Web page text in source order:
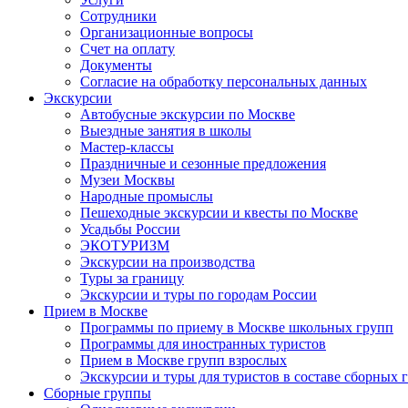
Сотрудники
Организационные вопросы
Счет на оплату
Документы
Согласие на обработку персональных данных
Экскурсии
Автобусные экскурсии по Москве
Выездные занятия в школы
Мастер-классы
Праздничные и сезонные предложения
Музеи Москвы
Народные промыслы
Пешеходные экскурсии и квесты по Москве
Усадьбы России
ЭКОТУРИЗМ
Экскурсии на производства
Туры за границу
Экскурсии и туры по городам России
Прием в Москве
Программы по приему в Москве школьных групп
Программы для иностранных туристов
Прием в Москве групп взрослых
Экскурсии и туры для туристов в составе сборных
Сборные группы